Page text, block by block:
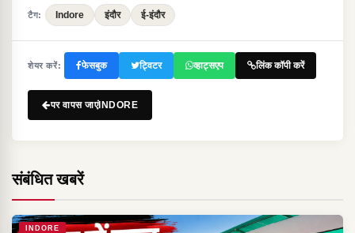
टैग: Indore इंदौर ई-इंदौर
शेयर करें: फेसबुक ट्विटर व्हाट्सएप लिंक कॉपी करें
पर वापस जाएंINDORE
संबंधित खबरें
INDORE